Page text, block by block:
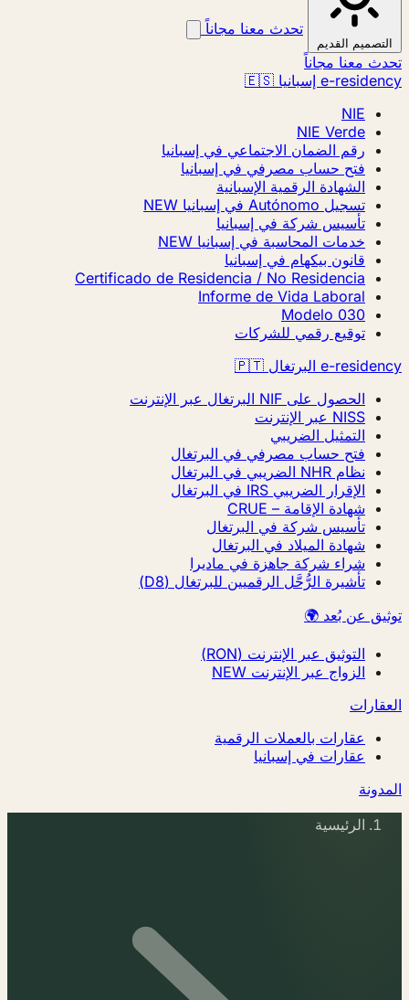
التصميم القديم
تحدث معنا مجاناً
تحدث معنا مجاناً
e-residency إسبانيا 🇪🇸
NIE
NIE Verde
رقم الضمان الاجتماعي في إسبانيا
فتح حساب مصرفي في إسبانيا
الشهادة الرقمية الإسبانية
تسجيل Autónomo في إسبانيا
NEW
تأسيس شركة في إسبانيا
خدمات المحاسبة في إسبانيا NEW
قانون بيكهام في إسبانيا
Certificado de Residencia / No Residencia
Informe de Vida Laboral
Modelo 030
توقيع رقمي للشركات
e-residency البرتغال 🇵🇹
الحصول على NIF البرتغال عبر الإنترنت
NISS عبر الإنترنت
التمثيل الضريبي
فتح حساب مصرفي في البرتغال
نظام NHR الضريبي في البرتغال
الإقرار الضريبي IRS في البرتغال
شهادة الإقامة – CRUE
تأسيس شركة في البرتغال
شهادة الميلاد في البرتغال
شراء شركة جاهزة في ماديرا
تأشيرة الرُّحَّل الرقميين للبرتغال (D8)
توثيق عن بُعد 🌍
التوثيق عبر الإنترنت (RON)
الزواج عبر الإنترنت NEW
العقارات
عقارات بالعملات الرقمية
عقارات في إسبانيا
المدونة
الرئيسية